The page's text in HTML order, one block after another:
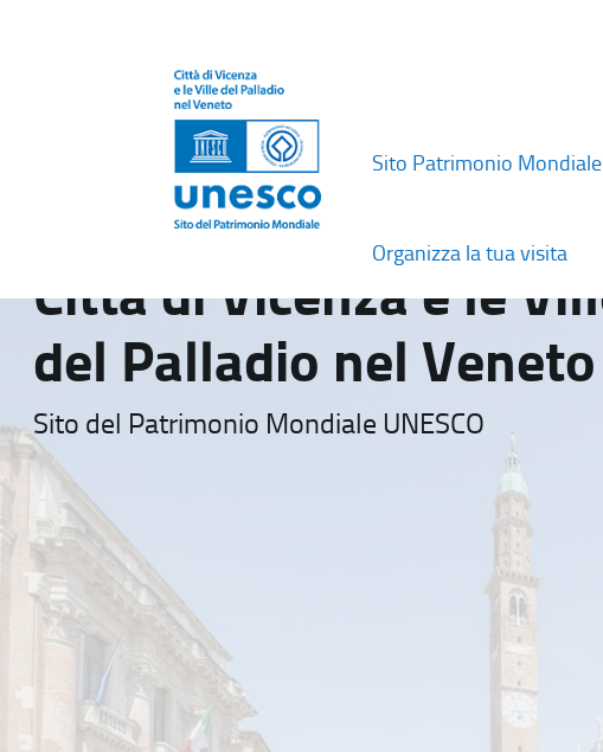
Sito Patrimonio Mondiale
Organizza la tua visita
Città di Vicenza e le
del Palladio nel Veneto
Sito del Patrimonio Mondiale UNESCO